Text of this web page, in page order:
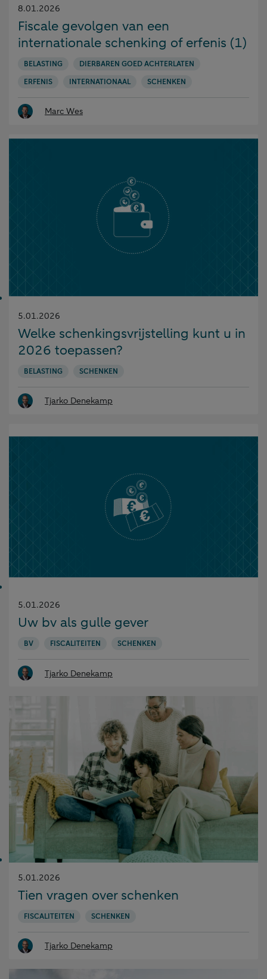
Gepubliceerd
op:
8.01.2026
Fiscale gevolgen van een
internationale schenking of erfenis (1)
BELASTING
DIERBAREN GOED ACHTERLATEN
ERFENIS
INTERNATIONAAL SCHENKEN
Marc Wes
Gepubliceerd
op:
5.01.2026
Welke schenkingsvrijstelling kunt u in
2026 toepassen?
BELASTING SCHENKEN
Tjarko Denekamp
Gepubliceerd
op:
5.01.2026
Uw bv als gulle gever
BV FISCALITEITEN SCHENKEN
Tjarko Denekamp
Gepubliceerd
op:
5.01.2026
Tien vragen over schenken
FISCALITEITEN SCHENKEN
Tjarko Denekamp